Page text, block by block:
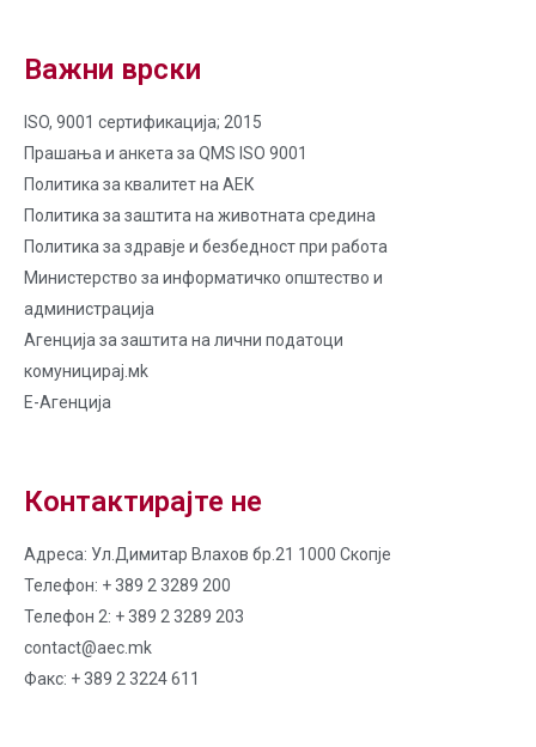
Важни врски
ISO, 9001 сертификација; 2015
Прашања и анкета за QMS ISO 9001
Политика за квалитет на AЕК
Политика за заштита на животната средина
Политика за здравје и безбедност при работа
Министерство за информатичко општество и
администрација
Агенција за заштита на лични податоци
комуницирај.мk
Е-Агенција
Контактирајте не
Адреса: Ул.Димитар Влахов бр.21 1000 Скопје
Телефон: + 389 2 3289 200
Телефон 2: + 389 2 3289 203
contact@aec.mk
Факс: + 389 2 3224 611